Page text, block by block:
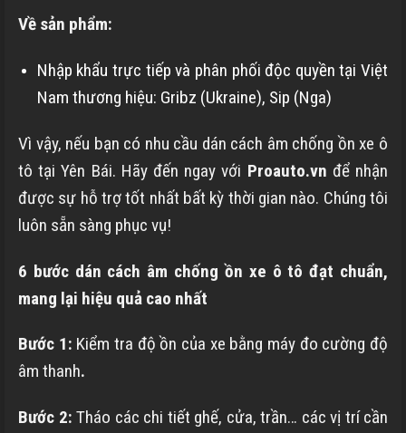
Về sản phẩm:
Nhập khẩu trực tiếp và phân phối độc quyền tại Việt
Nam thương hiệu: Gribz (Ukraine), Sip (Nga)
Vì vậy, nếu bạn có nhu cầu dán cách âm chống ồn xe ô
tô tại Yên Bái. Hãy đến ngay với Proauto.vn để nhận
được sự hỗ trợ tốt nhất bất kỳ thời gian nào. Chúng tôi
luôn sẵn sàng phục vụ!
6 bước dán cách âm chống ồn xe ô tô đạt chuẩn,
mang lại hiệu quả cao nhất
Bước 1: Kiểm tra độ ồn của xe bằng máy đo cường độ
âm thanh.
Bước 2: Tháo các chi tiết ghế, cửa, trần… các vị trí cần